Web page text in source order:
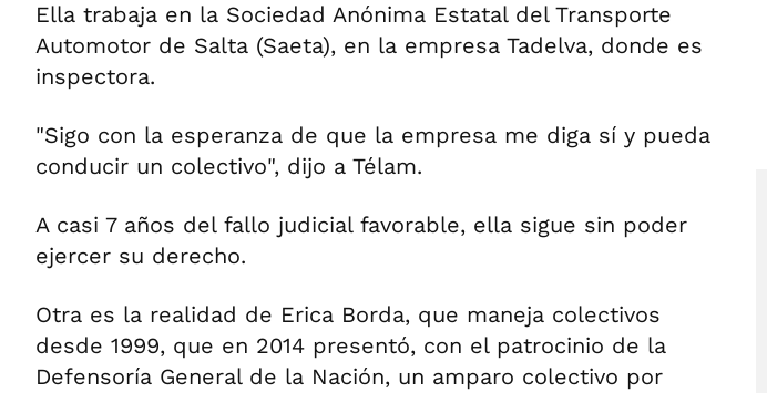
Ella trabaja en la Sociedad Anónima Estatal del Transporte
Automotor de Salta (Saeta), en la empresa Tadelva, donde es
inspectora.
"Sigo con la esperanza de que la empresa me diga sí y pueda
conducir un colectivo", dijo a Télam.
A casi 7 años del fallo judicial favorable, ella sigue sin poder
ejercer su derecho.
Otra es la realidad de Erica Borda, que maneja colectivos
desde 1999, que en 2014 presentó, con el patrocinio de la
Defensoría General de la Nación, un amparo colectivo por